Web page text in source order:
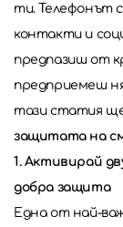
ти. Телефонът
контакти и
предпазиш от
предприемеш
тази статия
защитата на
1. Активирай
добра защита
Една от най-